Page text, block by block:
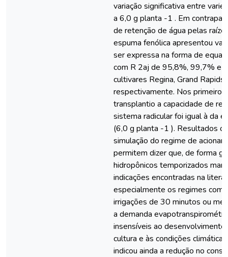
variação significativa entre
a 6,0 g planta -1 . Em
de retenção de água pelas
espuma fenólica apresentou
ser expressa na forma de
com R 2aj de 95,8%, 99,7% e
cultivares Regina, Grand Rapids
respectivamente. Nos
transplantio a capacidade de
sistema radicular foi igual à da
(6,0 g planta -1 ). Resultados
simulação do regime de
permitem dizer que, de forma
hidropônicos temporizados
indicações encontradas na
especialmente os regimes com
irrigações de 30 minutos ou
a demanda
insensíveis ao desenvolvimento
cultura e às condições
indicou ainda a redução no